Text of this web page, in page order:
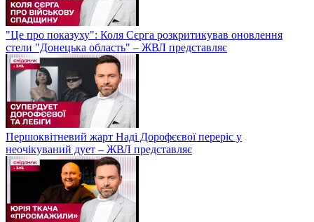
"Це про показуху": Коля Сєрга розкритикував оновлення
стели "Донецька область" – ЖВЛ представляє
Першоквітневий жарт Наді Дорофєєвої переріс у
неочікуваний дует – ЖВЛ представляє